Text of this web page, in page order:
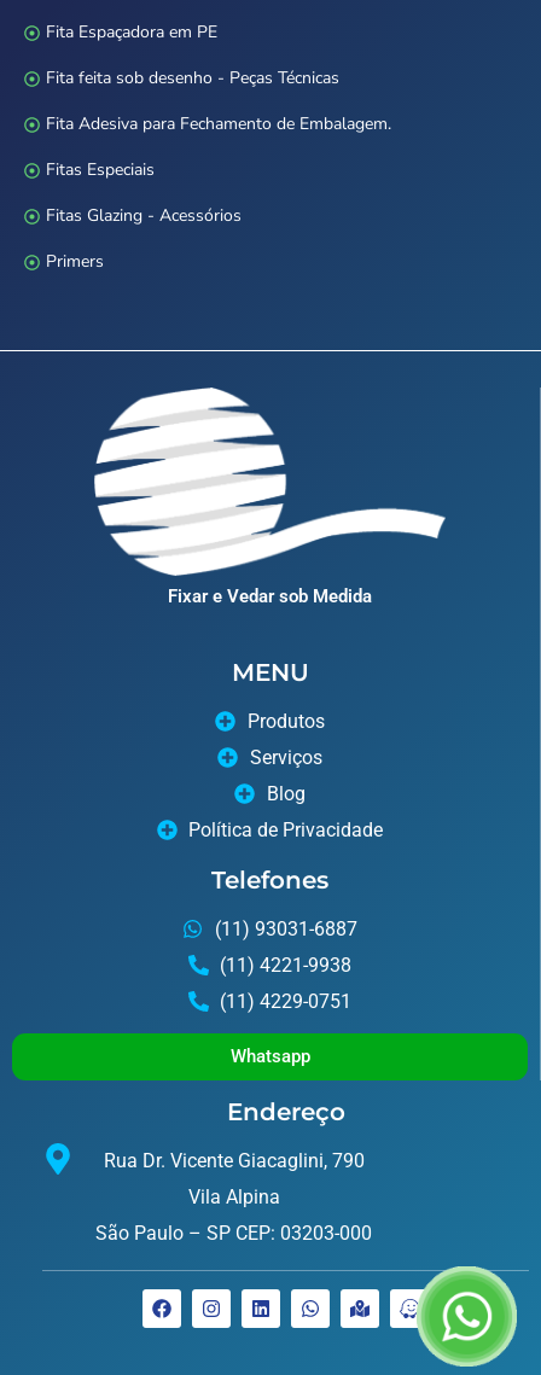
Fita Espaçadora em PE
Fita feita sob desenho - Peças Técnicas
Fita Adesiva para Fechamento de Embalagem.
Fitas Especiais
Fitas Glazing - Acessórios
Primers
Fixar e Vedar sob Medida
MENU
Produtos
Serviços
Blog
Política de Privacidade
Telefones
(11) 93031-6887
(11) 4221-9938
(11) 4229-0751
Whatsapp
Endereço
Rua Dr. Vicente Giacaglini, 790
Vila Alpina
São Paulo – SP CEP: 03203-000